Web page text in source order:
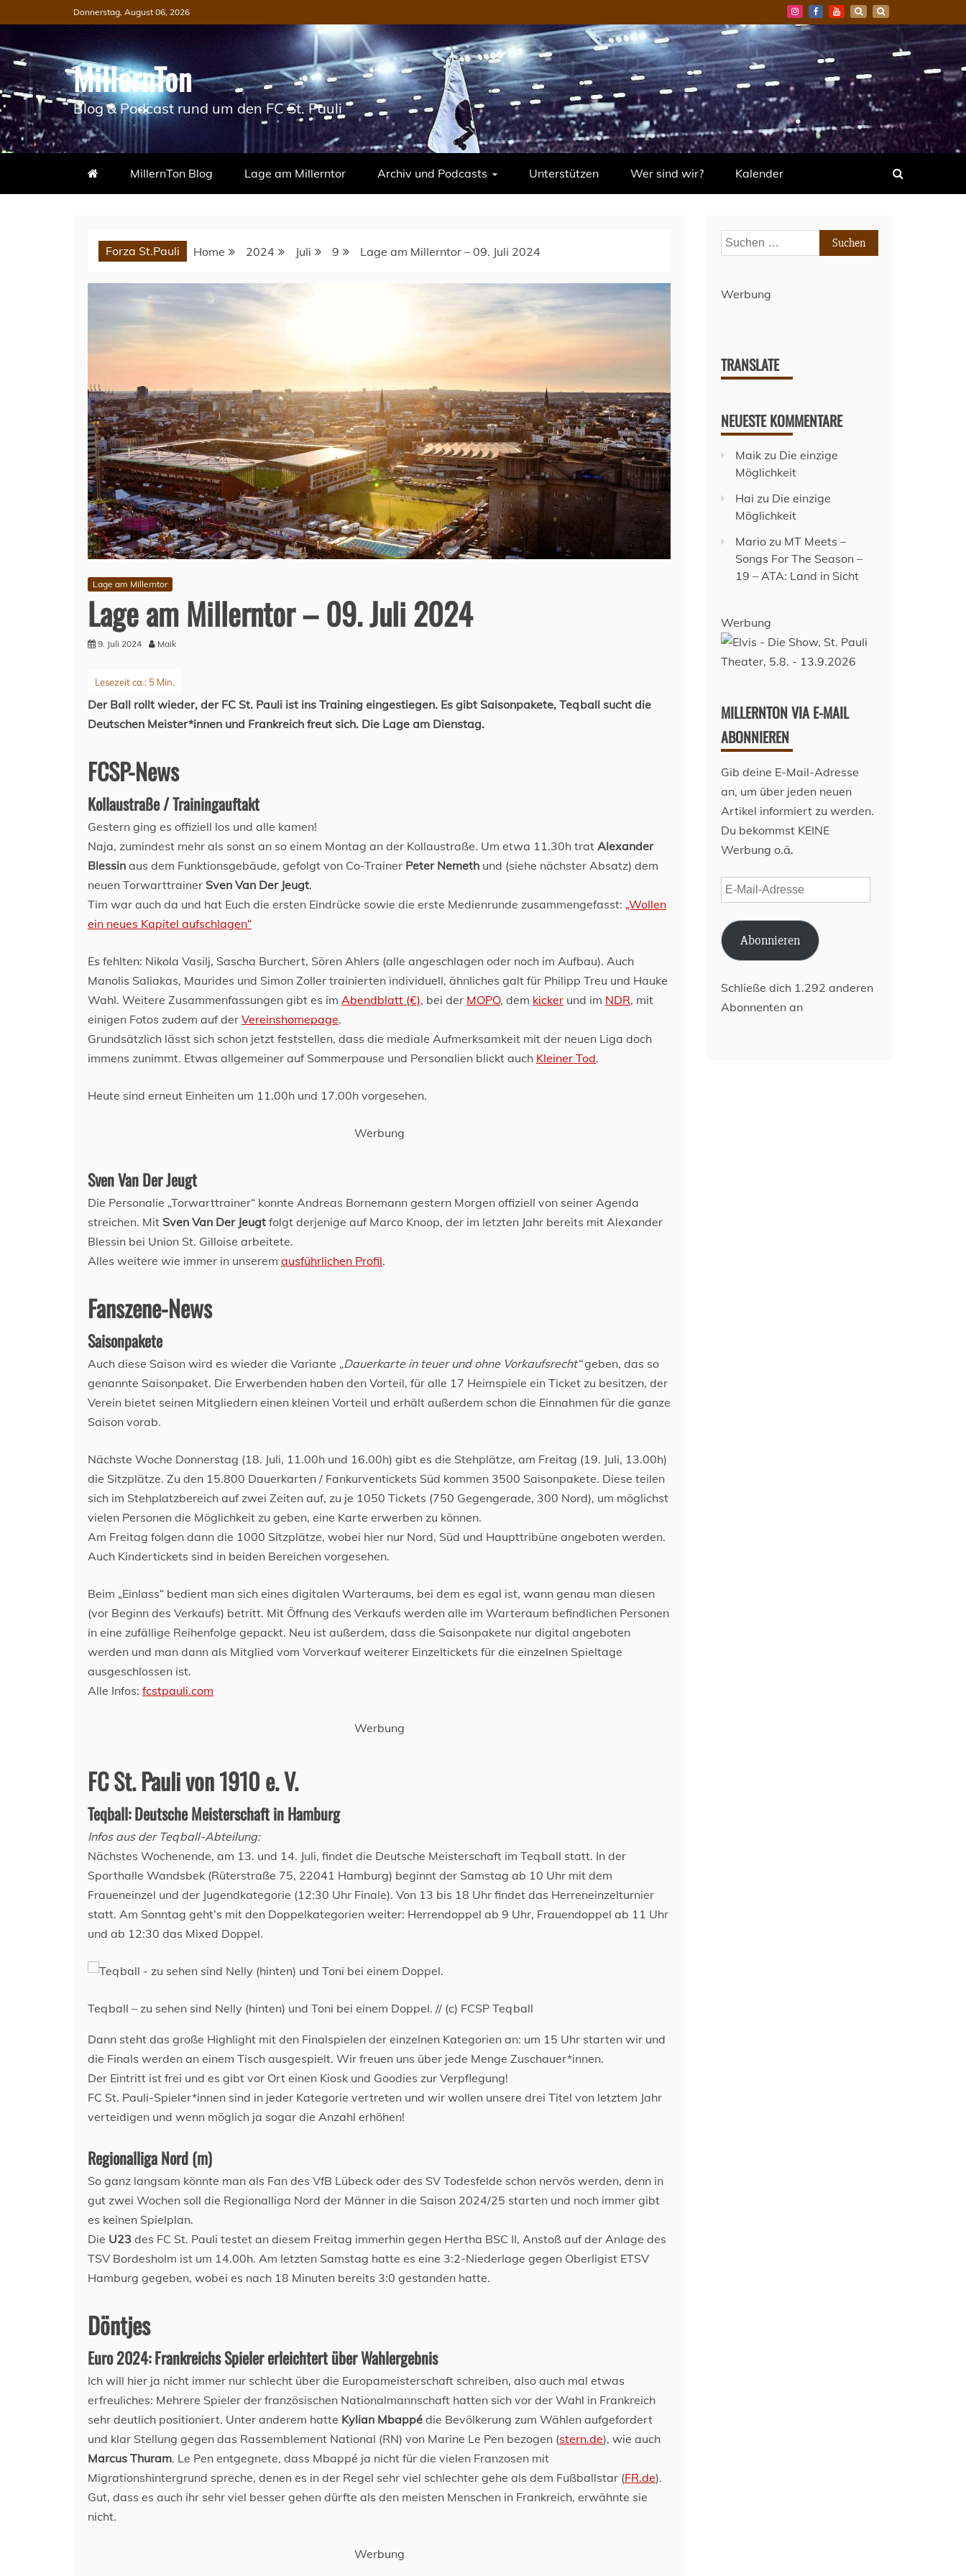
to
content
Donnerstag, August 06, 2026
MillernTon
Blog & Podcast rund um den FC St. Pauli
MillernTon Blog Lage am Millerntor Archiv und Podcasts Unterstützen Wer sind wir? Kalender
Forza St.Pauli Home 2024 Juli 9 Lage am Millerntor – 09. Juli 2024
Lage am Millerntor
Lage am Millerntor – 09. Juli 2024
9. Juli 2024 Maik
Der Ball rollt wieder, der FC St. Pauli ist ins Training eingestiegen. Es gibt Saisonpakete, Teqball sucht die
Deutschen Meister*innen und Frankreich freut sich. Die Lage am Dienstag.
FCSP-News
Kollaustraße / Trainingauftakt
Gestern ging es offiziell los und alle kamen!
Naja, zumindest mehr als sonst an so einem Montag an der Kollaustraße. Um etwa 11.30h trat Alexander
Blessin aus dem Funktionsgebäude, gefolgt von Co-Trainer Peter Nemeth und (siehe nächster Absatz) dem
neuen Torwarttrainer Sven Van Der Jeugt.
Tim war auch da und hat Euch die ersten Eindrücke sowie die erste Medienrunde zusammengefasst: „Wollen
ein neues Kapitel aufschlagen“
Es fehlten: Nikola Vasilj, Sascha Burchert, Sören Ahlers (alle angeschlagen oder noch im Aufbau). Auch
Manolis Saliakas, Maurides und Simon Zoller trainierten individuell, ähnliches galt für Philipp Treu und Hauke
Wahl. Weitere Zusammenfassungen gibt es im Abendblatt (€), bei der MOPO, dem kicker und im NDR, mit
einigen Fotos zudem auf der Vereinshomepage.
Grundsätzlich lässt sich schon jetzt feststellen, dass die mediale Aufmerksamkeit mit der neuen Liga doch
immens zunimmt. Etwas allgemeiner auf Sommerpause und Personalien blickt auch Kleiner Tod.
Heute sind erneut Einheiten um 11.00h und 17.00h vorgesehen.
Werbung
Sven Van Der Jeugt
Die Personalie „Torwarttrainer“ konnte Andreas Bornemann gestern Morgen offiziell von seiner Agenda
streichen. Mit Sven Van Der Jeugt folgt derjenige auf Marco Knoop, der im letzten Jahr bereits mit Alexander
Blessin bei Union St. Gilloise arbeitete.
Alles weitere wie immer in unserem ausführlichen Profil.
Fanszene-News
Saisonpakete
Auch diese Saison wird es wieder die Variante „Dauerkarte in teuer und ohne Vorkaufsrecht“geben, das so
genannte Saisonpaket. Die Erwerbenden haben den Vorteil, für alle 17 Heimspiele ein Ticket zu besitzen, der
Verein bietet seinen Mitgliedern einen kleinen Vorteil und erhält außerdem schon die Einnahmen für die ganze
Saison vorab.
Nächste Woche Donnerstag (18. Juli, 11.00h und 16.00h) gibt es die Stehplätze, am Freitag (19. Juli, 13.00h)
die Sitzplätze. Zu den 15.800 Dauerkarten / Fankurventickets Süd kommen 3500 Saisonpakete. Diese teilen
sich im Stehplatzbereich auf zwei Zeiten auf, zu je 1050 Tickets (750 Gegengerade, 300 Nord), um möglichst
vielen Personen die Möglichkeit zu geben, eine Karte erwerben zu können.
Am Freitag folgen dann die 1000 Sitzplätze, wobei hier nur Nord, Süd und Haupttribüne angeboten werden.
Auch Kindertickets sind in beiden Bereichen vorgesehen.
Beim „Einlass“ bedient man sich eines digitalen Warteraums, bei dem es egal ist, wann genau man diesen
(vor Beginn des Verkaufs) betritt. Mit Öffnung des Verkaufs werden alle im Warteraum befindlichen Personen
in eine zufällige Reihenfolge gepackt. Neu ist außerdem, dass die Saisonpakete nur digital angeboten
werden und man dann als Mitglied vom Vorverkauf weiterer Einzeltickets für die einzelnen Spieltage
ausgeschlossen ist.
Alle Infos: fcstpauli.com
Werbung
FC St. Pauli von 1910 e. V.
Teqball: Deutsche Meisterschaft in Hamburg
Infos aus der Teqball-Abteilung:
Nächstes Wochenende, am 13. und 14. Juli, findet die Deutsche Meisterschaft im Teqball statt. In der
Sporthalle Wandsbek (Rüterstraße 75, 22041 Hamburg) beginnt der Samstag ab 10 Uhr mit dem
Fraueneinzel und der Jugendkategorie (12:30 Uhr Finale). Von 13 bis 18 Uhr findet das Herreneinzelturnier
statt. Am Sonntag geht’s mit den Doppelkategorien weiter: Herrendoppel ab 9 Uhr, Frauendoppel ab 11 Uhr
und ab 12:30 das Mixed Doppel.
Teqball – zu sehen sind Nelly (hinten) und Toni bei einem Doppel. // (c) FCSP Teqball
Dann steht das große Highlight mit den Finalspielen der einzelnen Kategorien an: um 15 Uhr starten wir und
die Finals werden an einem Tisch ausgespielt. Wir freuen uns über jede Menge Zuschauer*innen.
Der Eintritt ist frei und es gibt vor Ort einen Kiosk und Goodies zur Verpflegung!
FC St. Pauli-Spieler*innen sind in jeder Kategorie vertreten und wir wollen unsere drei Titel von letztem Jahr
verteidigen und wenn möglich ja sogar die Anzahl erhöhen!
Regionalliga Nord (m)
So ganz langsam könnte man als Fan des VfB Lübeck oder des SV Todesfelde schon nervös werden, denn in
gut zwei Wochen soll die Regionalliga Nord der Männer in die Saison 2024/25 starten und noch immer gibt
es keinen Spielplan.
Die U23 des FC St. Pauli testet an diesem Freitag immerhin gegen Hertha BSC II, Anstoß auf der Anlage des
TSV Bordesholm ist um 14.00h. Am letzten Samstag hatte es eine 3:2-Niederlage gegen Oberligist ETSV
Hamburg gegeben, wobei es nach 18 Minuten bereits 3:0 gestanden hatte.
Döntjes
Euro 2024: Frankreichs Spieler erleichtert über Wahlergebnis
Ich will hier ja nicht immer nur schlecht über die Europameisterschaft schreiben, also auch mal etwas
erfreuliches: Mehrere Spieler der französischen Nationalmannschaft hatten sich vor der Wahl in Frankreich
sehr deutlich positioniert. Unter anderem hatte Kylian Mbappé die Bevölkerung zum Wählen aufgefordert
und klar Stellung gegen das Rassemblement National (RN) von Marine Le Pen bezogen (stern.de), wie auch
Marcus Thuram. Le Pen entgegnete, dass Mbappé ja nicht für die vielen Franzosen mit
Migrationshintergrund spreche, denen es in der Regel sehr viel schlechter gehe als dem Fußballstar (FR.de).
Gut, dass es auch ihr sehr viel besser gehen dürfte als den meisten Menschen in Frankreich, erwähnte sie
nicht.
Werbung
Suchen
nach:
Werbung
TRANSLATE
NEUESTE KOMMENTARE
Maik zu Die einzige
Möglichkeit
Hai zu Die einzige
Möglichkeit
Mario zu MT Meets –
Songs For The Season –
19 – ATA: Land in Sicht
Werbung
MILLERNTON VIA E-MAIL
ABONNIEREN
Gib deine E-Mail-Adresse
an, um über jeden neuen
Artikel informiert zu werden.
Du bekommst KEINE
Werbung o.ä.
E-
Mail-
Adresse
Abonnieren
Schließe dich 1.292 anderen
Abonnenten an